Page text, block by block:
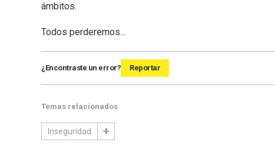
ámbitos.
Todos perderemos...
¿Encontraste un error? Reportar
Temas relacionados
Inseguridad